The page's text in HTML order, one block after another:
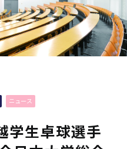
ニュース
学生卓球選手